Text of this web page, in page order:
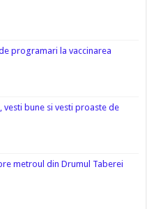
programari la vaccinarea
vesti bune si vesti proaste de
metroul din Drumul Taberei